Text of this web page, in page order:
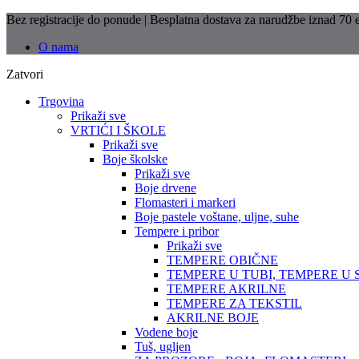
Bez registracije do ponude | Besplatna dostava za narudžbe iznad
O nama
Zatvori
Trgovina
Prikaži sve
VRTIĆI I ŠKOLE
Prikaži sve
Boje školske
Prikaži sve
Boje drvene
Flomasteri i markeri
Boje pastele voštane, uljne, suhe
Tempere i pribor
Prikaži sve
TEMPERE OBIČNE
TEMPERE U TUBI, TEMPERE U
TEMPERE AKRILNE
TEMPERE ZA TEKSTIL
AKRILNE BOJE
Vodene boje
Tuš, ugljen